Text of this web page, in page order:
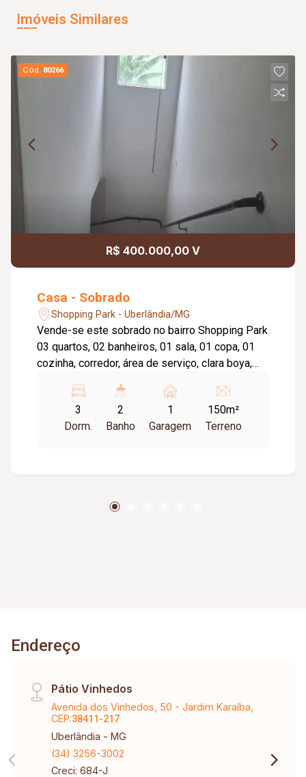
Imóveis Similares
Cód. 80266
R$ 400.000,00 V
Casa - Sobrado
Shopping Park - Uberlândia/MG
Vende-se este sobrado no bairro Shopping Park
03 quartos, 02 banheiros, 01 sala, 01 copa, 01
cozinha, corredor, área de serviço, clara boya,
cidade de Uberlândia-MG. Próximo da área
comercial, escola, creches, igrejas, Uberlândia
3
Dorm.
2
Banho
1
Garagem
150m²
Terreno
Endereço
Pátio Vinhedos
Avenida dos Vinhedos, 50 - Jardim Karaíba,
CEP:38411-217
Uberlândia - MG
(34) 3256-3002
Creci: 684-J